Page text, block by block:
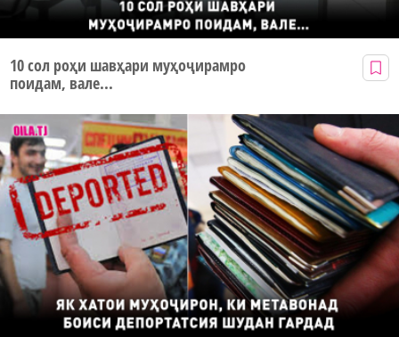
10 сол роҳи шавҳари муҳоҷирамро
поидам, вале...